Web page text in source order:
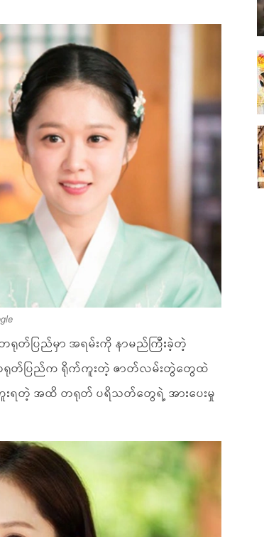
တရုတ်ပြည်မှာ အရမ်းကို နာမည်ကြီးခဲ့တဲ့
တရုတ်ပြည်က ရိုက်ကူးတဲ့ ဇာတ်လမ်းတွဲတွေထဲ
ကူးရတဲ့ အထိ တရုတ် ပရိသတ်တွေရဲ့ အားပေးမှု